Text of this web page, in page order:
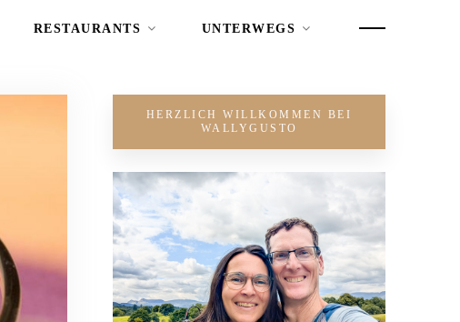
RESTAURANTS UNTERWEGS
HERZLICH WILLKOMMEN BEI
WALLYGUSTO